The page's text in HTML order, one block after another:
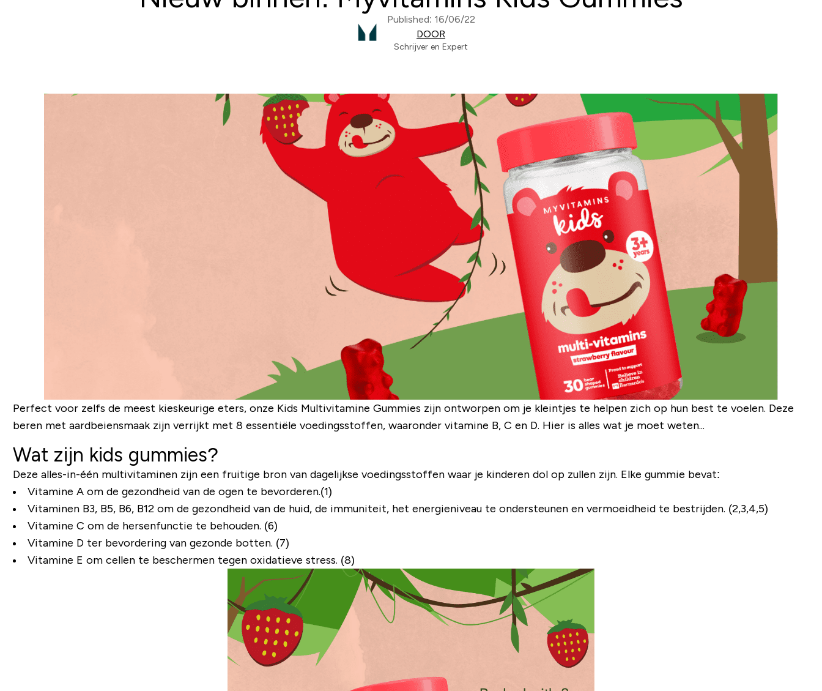
Published: 16/06/22
DOOR
Schrijver en Expert
Perfect voor zelfs de meest kieskeurige eters, onze Kids Multivitamine Gummies zijn ontworpen om je kleintjes te helpen zich op hun best te voelen. Deze
beren met aardbeiensmaak zijn verrijkt met 8 essentiële voedingsstoffen, waaronder vitamine B, C en D. Hier is alles wat je moet weten...
Wat zijn kids gummies?
Deze alles-in-één multivitaminen zijn een fruitige bron van dagelijkse voedingsstoffen waar je kinderen dol op zullen zijn. Elke gummie bevat:
Vitamine A om de gezondheid van de ogen te bevorderen.(1)
Vitaminen B3, B5, B6, B12 om de gezondheid van de huid, de immuniteit, het energieniveau te ondersteunen en vermoeidheid te bestrijden. (2,3,4,5)
Vitamine C om de hersenfunctie te behouden. (6)
Vitamine D ter bevordering van gezonde botten. (7)
Vitamine E om cellen te beschermen tegen oxidatieve stress. (8)